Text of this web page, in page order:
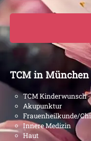
TCM in München
TCM Kinderwunsch
Akupunktur
Frauenheilkunde/
Innere Medizin
Haut